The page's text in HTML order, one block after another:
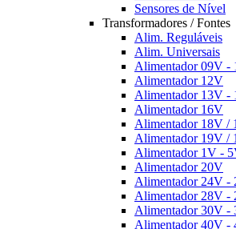
Sensores de Nível
Transformadores / Fontes
Alim. Reguláveis
Alim. Universais
Alimentador 09V -
Alimentador 12V
Alimentador 13V -
Alimentador 16V
Alimentador 18V /
Alimentador 19V /
Alimentador 1V -
Alimentador 20V
Alimentador 24V -
Alimentador 28V -
Alimentador 30V -
Alimentador 40V -